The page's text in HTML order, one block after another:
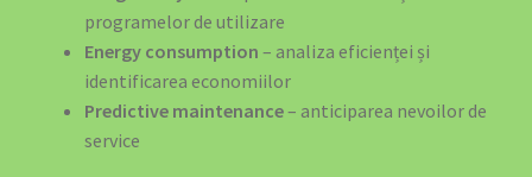
programelor de utilizare
Energy consumption – analiza eficienței și
identificarea economiilor
Predictive maintenance– anticiparea nevoilor de
service